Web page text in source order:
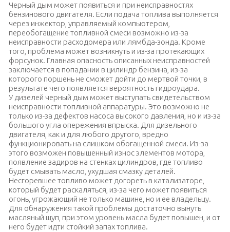
Черный дым может появиться и при неисправностях
бензинового двигателя. Если подача топлива выполняется
через инжектор, управляемый компьютером,
переобогащение топливной смеси возможно из-за
неисправности расходомера или лямбда-зонда. Кроме
того, проблема может возникнуть и из-за протекающих
форсунок. Главная опасность описанных неисправностей
заключается в попадании в цилиндр бензина, из-за
которого поршень не сможет дойти до мертвой точки, в
результате чего появляется вероятность гидроудара.
У дизелей черный дым может выступать свидетельством
неисправности топливной аппаратуры. Это возможно не
только из-за дефектов насоса высокого давления, но и из-за
большого угла опережения впрыска. Для дизельного
двигателя, как и для любого другого, вредно
функционировать на слишком обогащенной смеси. Из-за
этого возможен повышенный износ элементов мотора,
появление задиров на стенках цилиндров, где топливо
будет смывать масло, ухудшая смазку деталей.
Несгоревшее топливо может догореть в катализаторе,
который будет раскаляться, из-за чего может появиться
огонь, угрожающий не только машине, но и ее владельцу.
Для обнаружения такой проблемы достаточно вынуть
масляный щуп, при этом уровень масла будет повышен, и от
него будет идти стойкий запах топлива.